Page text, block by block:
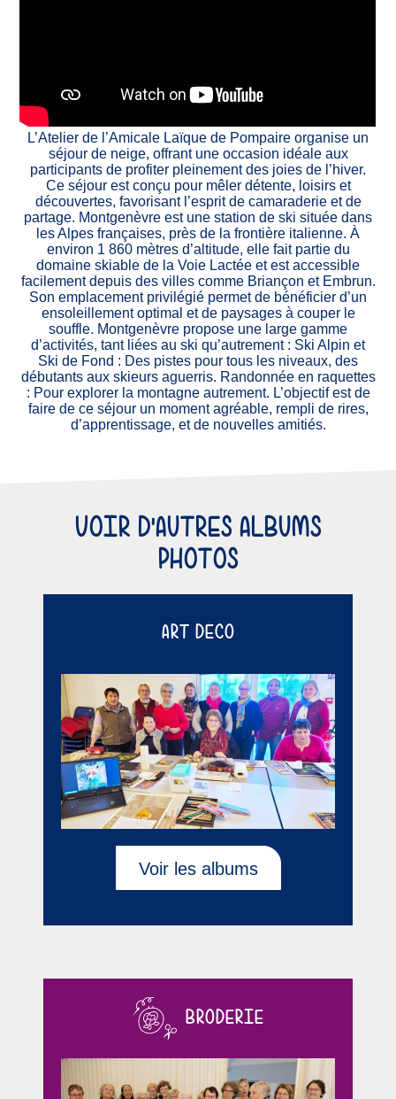
L’Atelier de l’Amicale Laïque de Pompaire organise un
séjour de neige, offrant une occasion idéale aux
participants de profiter pleinement des joies de l’hiver.
Ce séjour est conçu pour mêler détente, loisirs et
découvertes, favorisant l’esprit de camaraderie et de
partage. Montgenèvre est une station de ski située dans
les Alpes françaises, près de la frontière italienne. À
environ 1 860 mètres d’altitude, elle fait partie du
domaine skiable de la Voie Lactée et est accessible
facilement depuis des villes comme Briançon et Embrun.
Son emplacement privilégié permet de bénéficier d’un
ensoleillement optimal et de paysages à couper le
souffle. Montgenèvre propose une large gamme
d’activités, tant liées au ski qu’autrement : Ski Alpin et
Ski de Fond : Des pistes pour tous les niveaux, des
débutants aux skieurs aguerris. Randonnée en raquettes
: Pour explorer la montagne autrement. L’objectif est de
faire de ce séjour un moment agréable, rempli de rires,
d’apprentissage, et de nouvelles amitiés.
VOIR D'AUTRES ALBUMS
PHOTOS
ART DÉCO
Voir les albums
BRODERIE